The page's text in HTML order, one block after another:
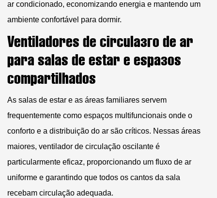
ar condicionado, economizando energia e mantendo um
ambiente confortável para dormir.
Ventiladores de circulação de ar
para salas de estar e espaços
compartilhados
As salas de estar e as áreas familiares servem
frequentemente como espaços multifuncionais onde o
conforto e a distribuição do ar são críticos. Nessas áreas
maiores, ventilador de circulação oscilante é
particularmente eficaz, proporcionando um fluxo de ar
uniforme e garantindo que todos os cantos da sala
recebam circulação adequada.